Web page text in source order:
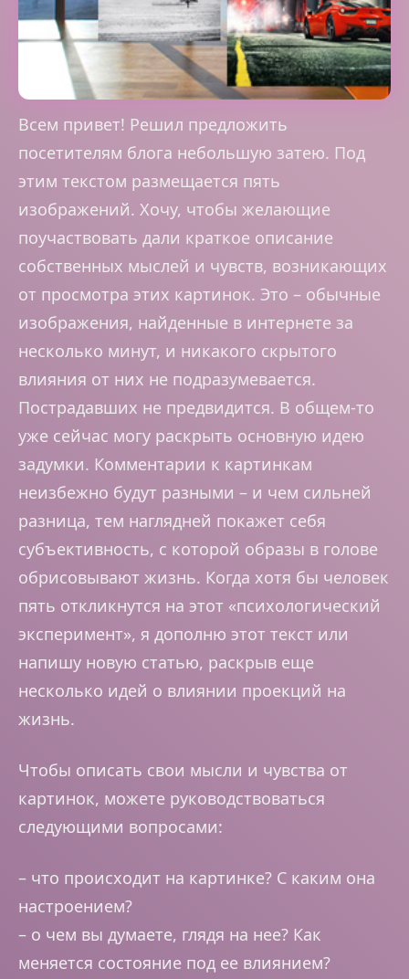
Всем привет! Решил предложить
посетителям блога небольшую затею. Под
этим текстом размещается пять
изображений. Хочу, чтобы желающие
поучаствовать дали краткое описание
собственных мыслей и чувств, возникающих
от просмотра этих картинок. Это – обычные
изображения, найденные в интернете за
несколько минут, и никакого скрытого
влияния от них не подразумевается.
Пострадавших не предвидится. В общем-то
уже сейчас могу раскрыть основную идею
задумки. Комментарии к картинкам
неизбежно будут разными – и чем сильней
разница, тем наглядней покажет себя
субъективность, с которой образы в голове
обрисовывают жизнь. Когда хотя бы человек
пять откликнутся на этот «психологический
эксперимент», я дополню этот текст или
напишу новую статью, раскрыв еще
несколько идей о влиянии проекций на
жизнь.
Чтобы описать свои мысли и чувства от
картинок, можете руководствоваться
следующими вопросами:
– что происходит на картинке? С каким она
настроением?
– о чем вы думаете, глядя на нее? Как
меняется состояние под ее влиянием?